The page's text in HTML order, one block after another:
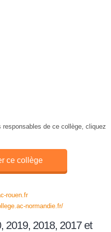
responsables de ce collège, cliquez
ce collège
rouen.fr
normandie.fr/
2019, 2018, 2017 et